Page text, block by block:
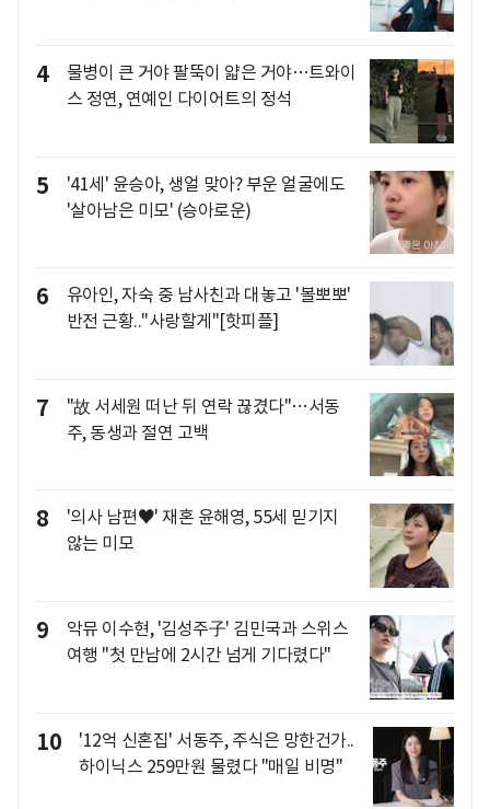
4
물병이 큰 거야 팔뚝이 얇은 거야…트와이
스 정연, 연예인 다이어트의 정석
5
'41세' 윤승아, 생얼 맞아? 부운 얼굴에도
'살아남은 미모' (승아로운)
6
유아인, 자숙 중 남사친과 대놓고 '볼뽀뽀'
반전 근황.."사랑할게"[핫피플]
7
"故 서세원 떠난 뒤 연락 끊겼다"…서동
주, 동생과 절연 고백
8
'의사 남편♥' 재혼 윤해영, 55세 믿기지
않는 미모
9
악뮤 이수현, '김성주子' 김민국과 스위스
여행 "첫 만남에 2시간 넘게 기다렸다"
10
'12억 신혼집' 서동주, 주식은 망한건가..
하이닉스 259만원 물렸다 "매일 비명"